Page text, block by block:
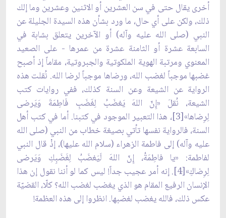
أخرى يقال حتى في سن العشرين أو الاثنين وعشرين وما إلك
ذلك، ولكن على أي حال، ما ورد بشأن هذه السيدة الجليلة عن
النبي (صلى الله عليه وآله) أو الآخرين يتعلق بشابة في
السابعة عشرة أو الثامنة عشرة من عمرها - على الصعيد
المعنوي ومرتبة الهوية الملكوتية والجبروتية، مقاماً إذ أصبح
غضبها موجباً لغضب الله، ورضاها موجباً لرضا الله. نُقلت هذه
الرواية عن الشيعة وعن السنة كذلك، ففي روايات كتب
الشيعة، نُقلَ «إِنّ اللهَ يَغضَبُ لِغَضَبِ فَاطِمَةَ وَيَرضى
لِرِضاها»[3]، هذا التعبير الموجود في كتبنا. أما في كتب أهل
السنة، فالرواية نفسها تأتي بصيغة خطاب من النبي (صلى الله
عليه وآله) إلى فاطمة الزهراء (سلام الله عليها)، إذْ قال النبي
لفاطمة: «يا فاطِمَةُ، إِنّ اللهَ لَيَغضَبُ لِغَضَبِكِ وَيَرضى
لِرِضاكِ»[4]. إنه أمر عجيب جداً! ليس كما لو أننا نقول إن هذا
الإنسان الرفيع المقام هو الذي يغضب لغضب الله؟ كلّا، القضيّة
عكس ذلك، فالله يغضب لغضبها. انظروا إلى هذه العظمة!